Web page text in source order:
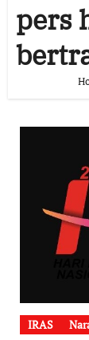
pers
IRAS